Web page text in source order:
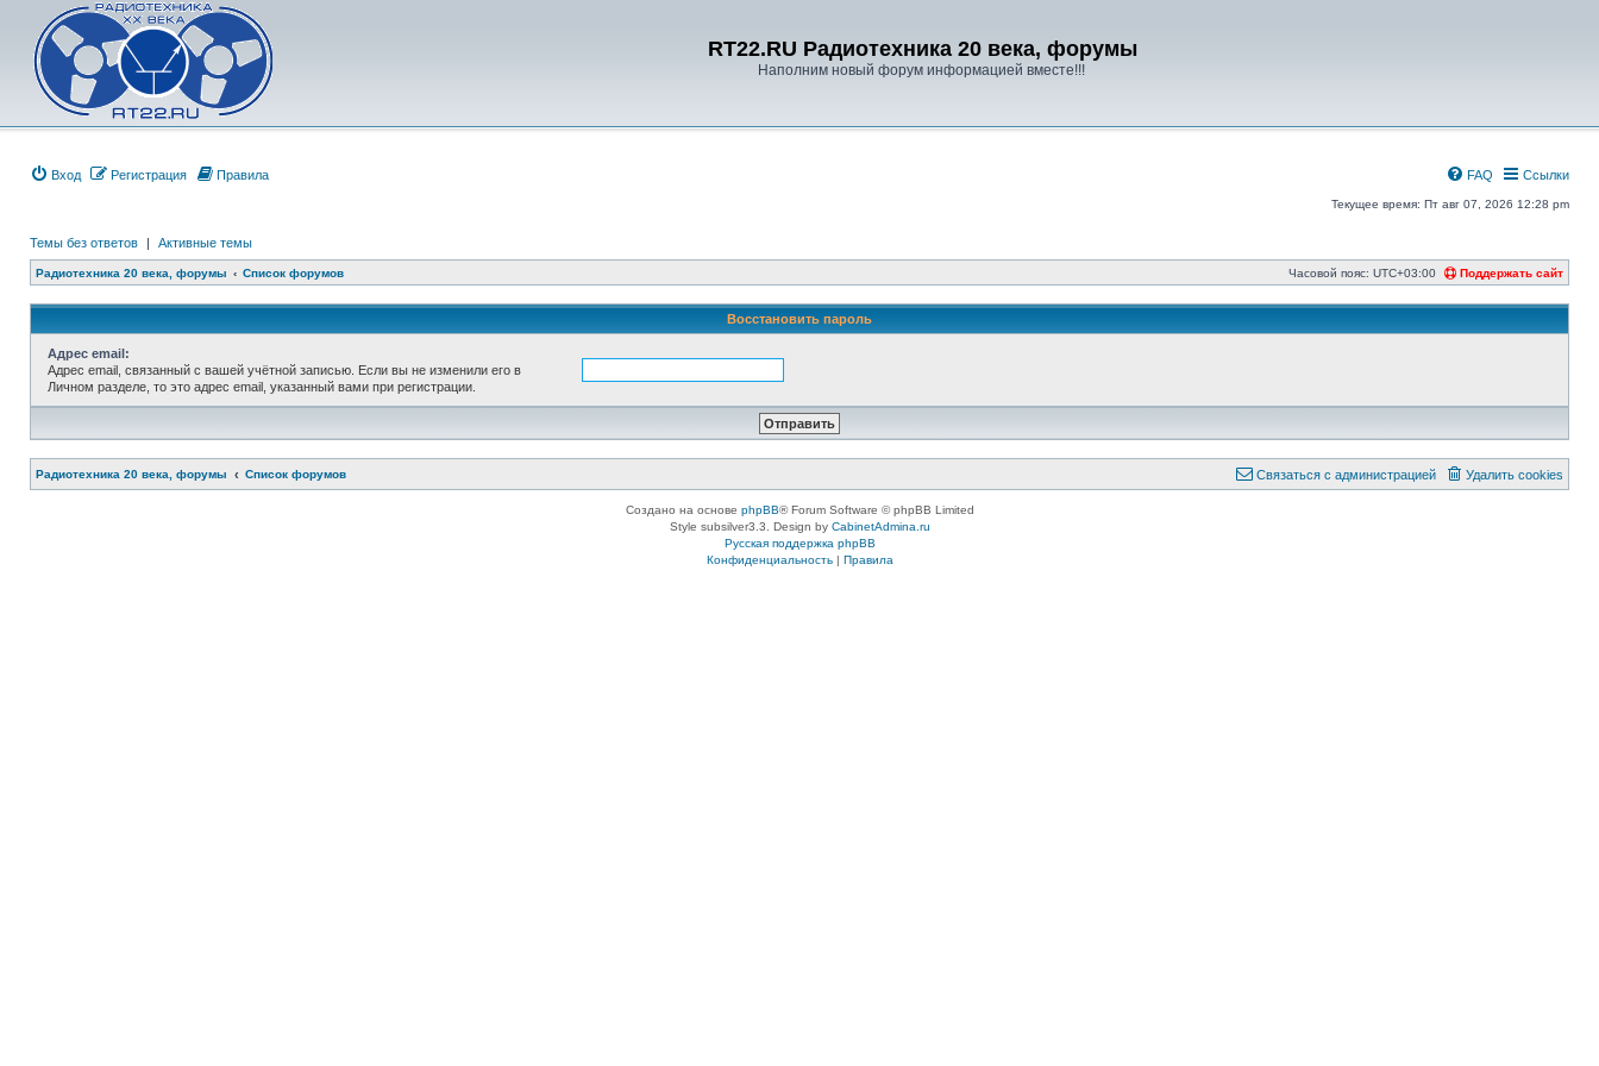
RT22.RU Радиотехника 20 века, форумы
Наполним новый форум информацией вместе!!!
Вход Регистрация Ссылки
FAQ
Правила
Текущее время: Пт авг 07, 2026 12:28 pm
Темы без ответов | Активные темы
Радиотехника 20 века, форумы Список форумов Поддержать сайт
Часовой пояс: UTC+03:00
Восстановить пароль
Адрес email:
Адрес email, связанный с вашей учётной записью. Если вы не изменили его в
Личном разделе, то это адрес email, указанный вами при регистрации.
Радиотехника 20 века, форумы Список форумов Удалить cookies
Связаться с администрацией
Создано на основе phpBB® Forum Software © phpBB Limited
Style subsilver3.3. Design by CabinetAdmina.ru
Русская поддержка phpBB
Конфиденциальность| Правила